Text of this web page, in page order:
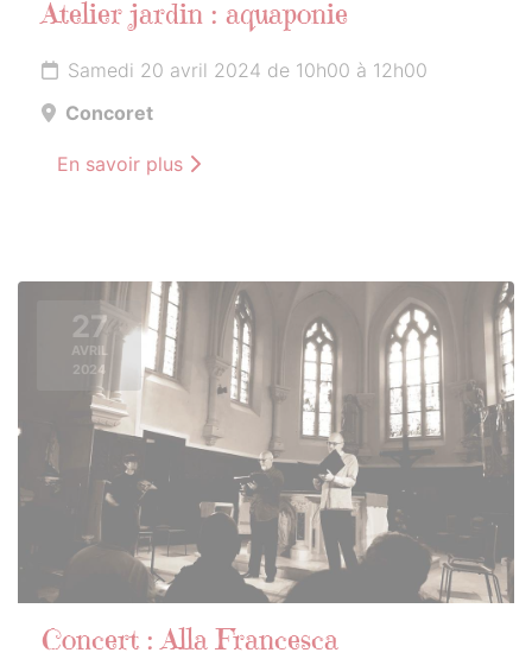
Atelier jardin : aquaponie
Samedi 20 avril 2024 de 10h00 à 12h00
Concoret
En savoir plus
27
AVRIL
2024
Concert : Alla Francesca